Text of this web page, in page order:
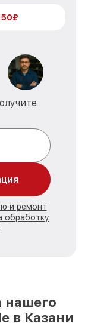
и ремонт
обработку
нашего
в Казани